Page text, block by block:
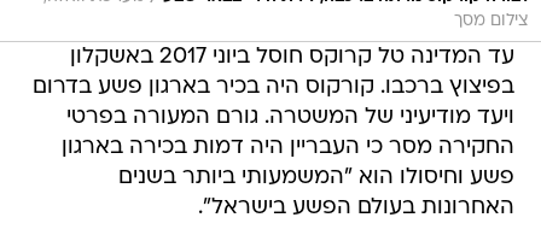
צילום מסך
עד המדינה טל קרוקס חוסל ביוני 2017 באשקלון
בפיצוץ ברכבו. קורקוס היה בכיר בארגון פשע בדרום
ויעד מודיעיני של המשטרה. גורם המעורה בפרטי
החקירה מסר כי העבריין היה דמות בכירה בארגון
פשע וחיסולו הוא "המשמעותי ביותר בשנים
האחרונות בעולם הפשע בישראל".